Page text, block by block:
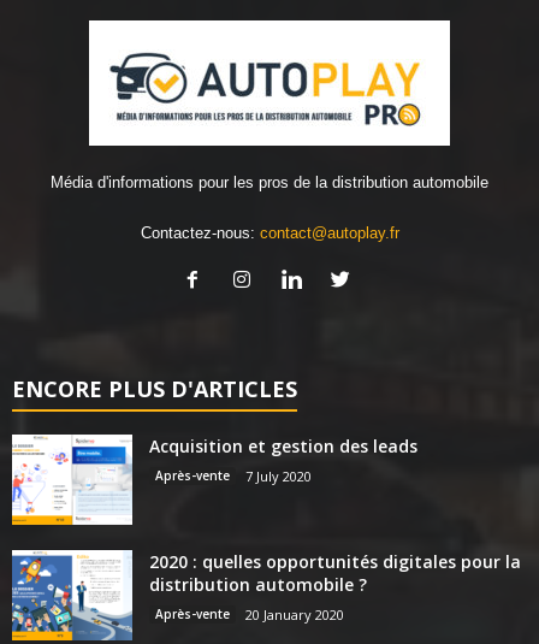
Média d'informations pour les pros de la distribution automobile
Contactez-nous: contact@autoplay.fr
ENCORE PLUS D'ARTICLES
Acquisition et gestion des leads
Après-vente 7 July 2020
2020 : quelles opportunités digitales pour la
distribution automobile ?
Après-vente 20 January 2020